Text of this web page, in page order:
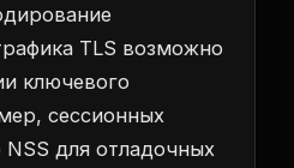
TLS возможно
ключевого
сессионных
для отладочных